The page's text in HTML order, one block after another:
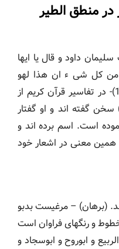
منطق الطیر
داود و قال یا ایها
من کل شی ء ان هذا لهو
الفضل المبین» (سوره نمل آیه 16)- در تفاسیر قرآن کریم از
گفته اند و او گفتار
است. اسم برده اند و
همین معنی در اشعار خود
(برهان) – مرغیست بدبو
و رنگهای فراوان است
و ابوروح و ابوسجاد و